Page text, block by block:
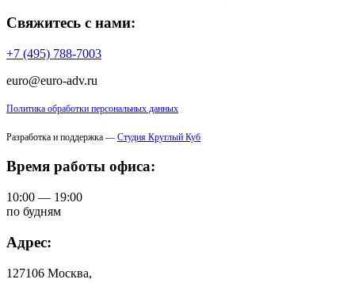
Свяжитесь с нами:
+7 (495) 788-7003
euro@euro-adv.ru
Политика обработки персональных данных
Разработка и поддержка — Студия Круглый Куб
Время работы офиса:
10:00 — 19:00
по будням
Адрес:
127106 Москва,